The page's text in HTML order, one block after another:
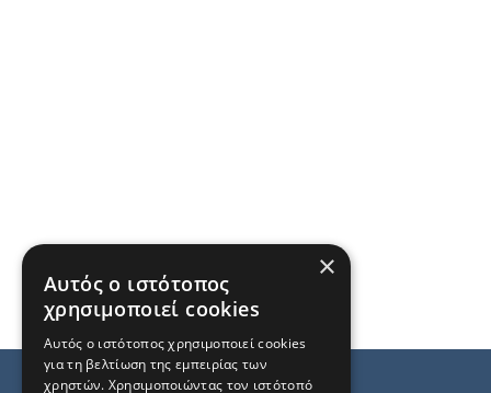
×
Αυτός ο ιστότοπος
χρησιμοποιεί cookies
Αυτός ο ιστότοπος χρησιμοποιεί cookies
για τη βελτίωση της εμπειρίας των
χρηστών. Χρησιμοποιώντας τον ιστότοπό